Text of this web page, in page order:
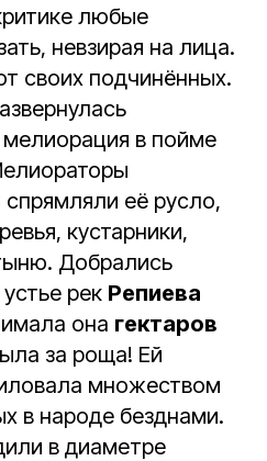
любые
невзирая на лица.
своих подчинённых.
в пойме
её русло,
кустарники,
Добрались
рек Репиева
она гектаров
за роща! Ей
множеством
в народе безднами.
в диаметре